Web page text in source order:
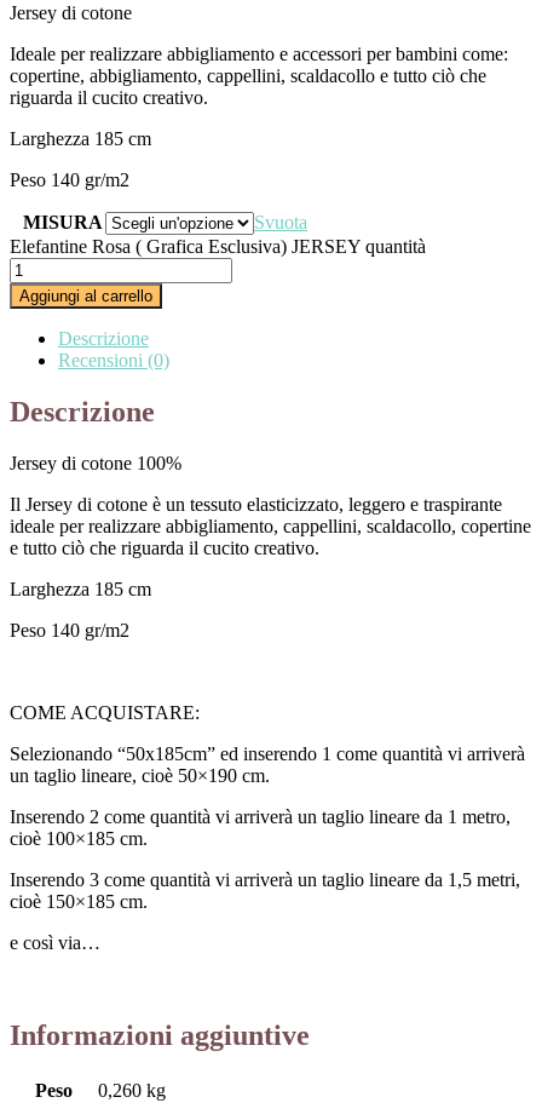
Jersey di cotone
Ideale per realizzare abbigliamento e accessori per bambini come:
copertine, abbigliamento, cappellini, scaldacollo e tutto ciò che
riguarda il cucito creativo.
Larghezza 185 cm
Peso 140 gr/m2
MISURA
Svuota
Elefantine Rosa ( Grafica Esclusiva) JERSEY quantità
Aggiungi al carrello
Descrizione
Recensioni (0)
Descrizione
Jersey di cotone 100%
Il Jersey di cotone è un tessuto elasticizzato, leggero e traspirante
ideale per realizzare abbigliamento, cappellini, scaldacollo, copertine
e tutto ciò che riguarda il cucito creativo.
Larghezza 185 cm
Peso 140 gr/m2
COME ACQUISTARE:
Selezionando “50x185cm” ed inserendo 1 come quantità vi arriverà
un taglio lineare, cioè 50×190 cm.
Inserendo 2 come quantità vi arriverà un taglio lineare da 1 metro,
cioè 100×185 cm.
Inserendo 3 come quantità vi arriverà un taglio lineare da 1,5 metri,
cioè 150×185 cm.
e così via…
Informazioni aggiuntive
Peso 0,260 kg